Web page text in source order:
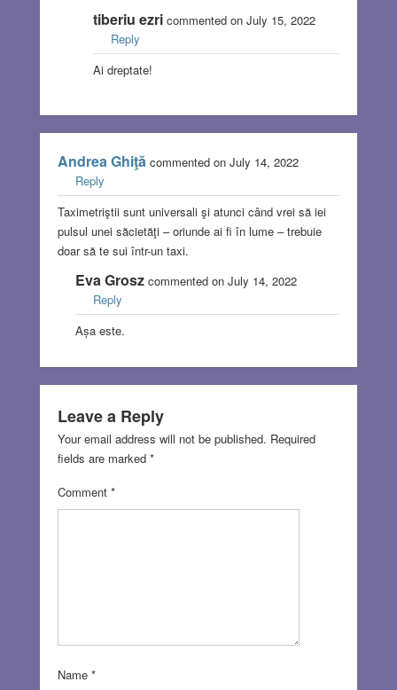
tiberiu ezricommented on July 15, 2022
Reply
Ai dreptate!
Andrea Ghiţăcommented on July 14, 2022
Reply
Taximetriştii sunt universali şi atunci când vrei să iei
pulsul unei săcietăţi – oriunde ai fi în lume – trebuie
doar să te sui într-un taxi.
Eva Groszcommented on July 14, 2022
Reply
Așa este.
Leave a Reply
Your email address will not be published. Required
fields are marked *
Comment *
Name *